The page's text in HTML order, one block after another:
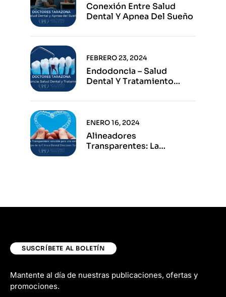
Conexión Entre Salud
Dental Y Apnea Del Sueño
Endodoncia – Salud
Dental Y Tratamiento
FEBRERO 23, 2024
Alineadores
Transparentes: La
ENERO 16, 2024
SUSCRÍBETE AL BOLETÍN
Mantente al día de nuestras publicaciones, ofertas y
promociones.